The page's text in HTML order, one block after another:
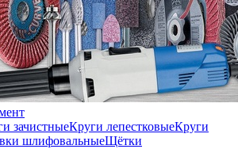
зачистныеКруги лепестковыеКруги
шлифовальныеЩётки